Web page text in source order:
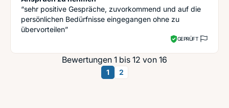
“sehr positive Gespräche, zuvorkommend und auf die
persönlichen Bedürfnisse eingegangen ohne zu
übervorteilen”
GEPRÜFT
Bewertungen 1 bis 12 von 16
1 2